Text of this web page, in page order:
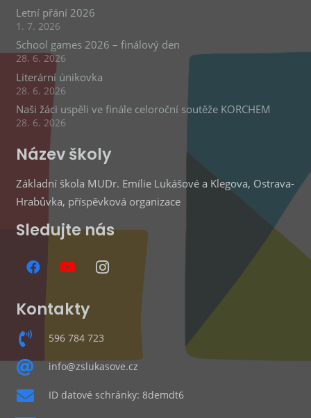
Letní přání 2026
1. 7. 2026
School games 2026 – finálový den
28. 6. 2026
Literární únikovka
28. 6. 2026
Naši žáci uspěli ve finále celoroční soutěže KORCHEM
28. 6. 2026
Název školy
Základní škola MUDr. Emílie Lukášové a Klegova, Ostrava-
Hrabůvka, příspěvková organizace
Sledujte nás
Kontakty
596 784 723
info@zslukasove.cz
ID datové schránky: 8demdt6